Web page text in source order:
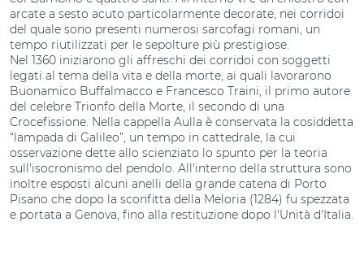
arcate a sesto acuto particolarmente decorate, nei corridoi
del quale sono presenti numerosi sarcofagi romani, un
tempo riutilizzati per le sepolture più prestigiose.
Nel 1360 iniziarono gli affreschi dei corridoi con soggetti
legati al tema della vita e della morte, ai quali lavorarono
Buonamico Buffalmacco e Francesco Traini, il primo autore
del celebre Trionfo della Morte, il secondo di una
Crocefissione. Nella cappella Aulla è conservata la cosiddetta
“lampada di Galileo”, un tempo in cattedrale, la cui
osservazione dette allo scienziato lo spunto per la teoria
sull'isocronismo del pendolo. All'interno della struttura sono
inoltre esposti alcuni anelli della grande catena di Porto
Pisano che dopo la sconfitta della Meloria (1284) fu spezzata
e portata a Genova, fino alla restituzione dopo l'Unità d'Italia.